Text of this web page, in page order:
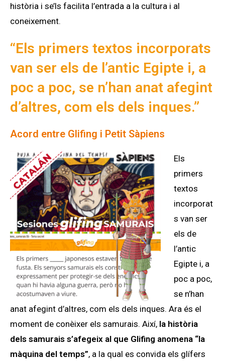
història i se’ls facilita l’entrada a la cultura i al
coneixement.
“Els primers textos incorporats
van ser els de l’antic Egipte i, a
poc a poc, se n’han anat afegint
d’altres, com els dels inques.”
Acord entre Glifing i Petit Sàpiens
Els
primers
textos
incorporat
s van ser
els de
l’antic
Egipte i, a
poc a poc,
se n’han
anat afegint d’altres, com els dels inques. Ara és el
moment de conèixer els samurais. Així, la història
dels samurais s’afegeix al que Glifing anomena “la
màquina del temps”, a la qual es convida els glífers